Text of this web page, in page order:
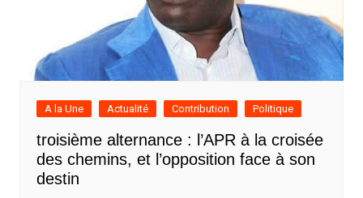
A la Une Actualité Contribution Politique
troisième alternance : l’APR à la croisée
des chemins, et l’opposition face à son
destin